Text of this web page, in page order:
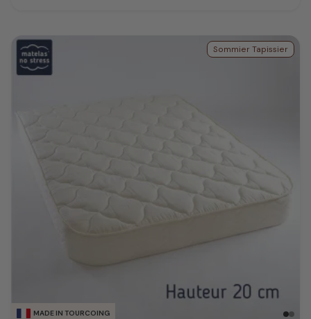
MADE IN TOURCOING
Sommier Tapissier